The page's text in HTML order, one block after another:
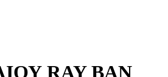
RAY BAN